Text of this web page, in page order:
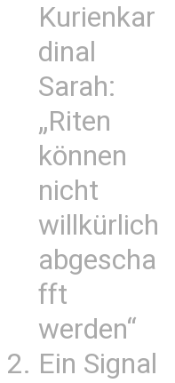
Kurienkar
dinal
Sarah:
„Riten
können
nicht
willkürlich
abgescha
fft
werden“
Ein Signal